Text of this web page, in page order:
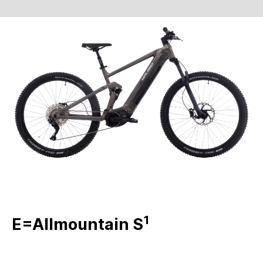
E=Allmountain S1